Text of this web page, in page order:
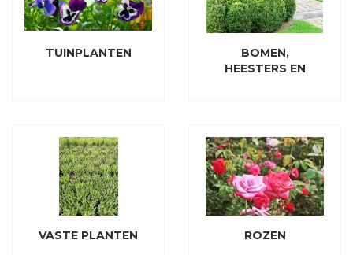
TUINPLANTEN
BOMEN,
HEESTERS EN
VASTE PLANTEN ROZEN